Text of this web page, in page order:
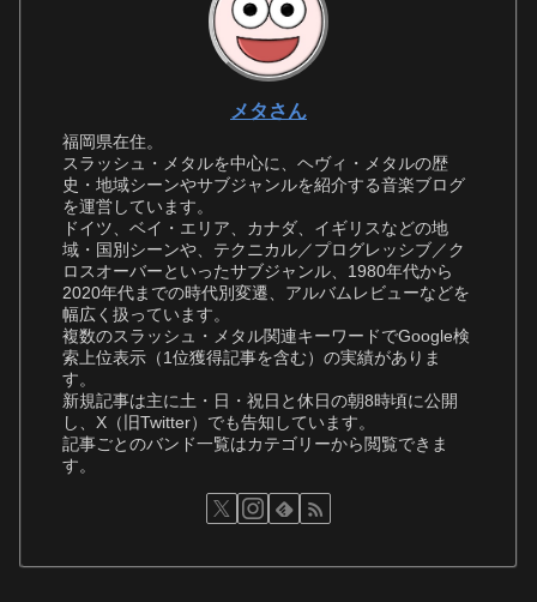
メタさん
福岡県在住。
スラッシュ・メタルを中心に、ヘヴィ・メタルの歴
史・地域シーンやサブジャンルを紹介する音楽ブログ
を運営しています。
ドイツ、ベイ・エリア、カナダ、イギリスなどの地
域・国別シーンや、テクニカル／プログレッシブ／ク
ロスオーバーといったサブジャンル、1980年代から
2020年代までの時代別変遷、アルバムレビューなどを
幅広く扱っています。
複数のスラッシュ・メタル関連キーワードでGoogle検
索上位表示（1位獲得記事を含む）の実績がありま
す。
新規記事は主に土・日・祝日と休日の朝8時頃に公開
し、X（旧Twitter）でも告知しています。
記事ごとのバンド一覧はカテゴリーから閲覧できま
す。